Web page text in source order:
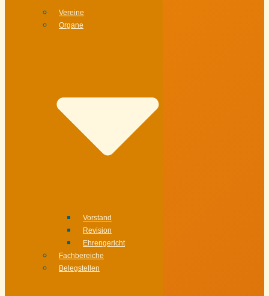
Vereine
Organe
Vorstand
Revision
Ehrengericht
Fachbereiche
Belegstellen